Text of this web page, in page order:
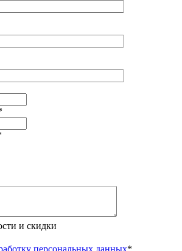
и скидки
персональных данных*